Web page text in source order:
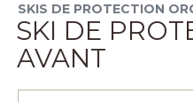
SKIS DE PROTECTION
SKI DE
AVANT